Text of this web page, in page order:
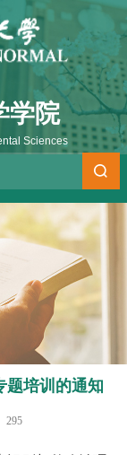
学院
Sciences
题培训的通知
295